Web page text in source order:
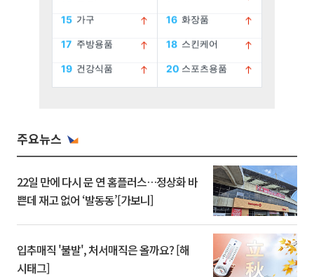
주요뉴스
22일 만에 다시 문 연 홈플러스…정상화 바
쁜데 재고 없어 ‘발동동’[가보니]
입추매직 '불발', 처서매직은 올까요? [해
시태그]